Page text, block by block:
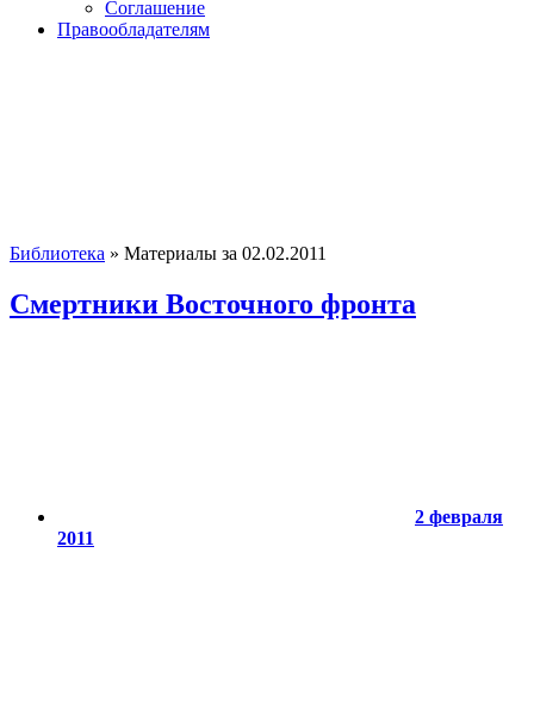
Соглашение
Правообладателям
Библиотека » Материалы за 02.02.2011
Смертники Восточного фронта
2 февраля
2011